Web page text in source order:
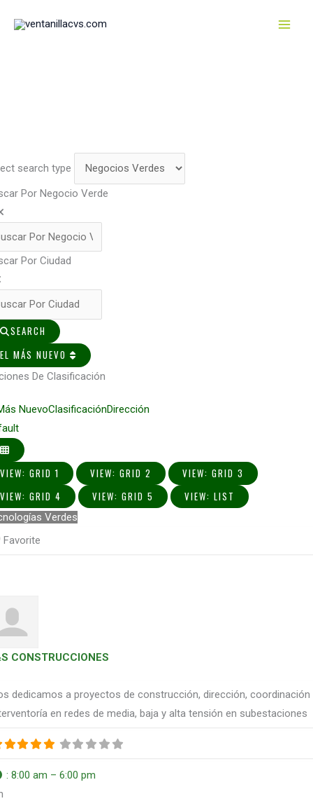
search type
Por Negocio Verde
Por Ciudad
SEARCH
EL MÁS NUEVO
De Clasificación
NuevoClasificaciónDirección
VIEW: GRID 1 VIEW: GRID 2
VIEW: GRID 3
VIEW: GRID 4
VIEW: GRID 5 VIEW: LIST
Verdes
Favorite
CONSTRUCCIONES
dedicamos a proyectos de construcción, dirección, coordinación
en redes de media, baja y alta tensión en subestaciones
: 8:00 am – 6:00 pm